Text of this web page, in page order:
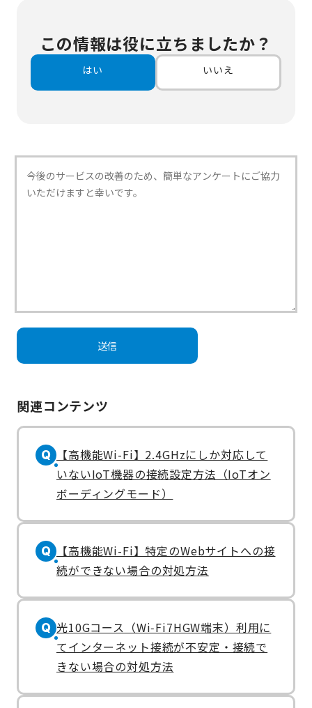
この情報は役に立ちましたか？
はい いいえ
関連コンテンツ
Q
【高機能Wi-Fi】2.4GHzにしか対応して
いないIoT機器の接続設定方法（IoTオン
ボーディングモード）
Q
【高機能Wi-Fi】特定のWebサイトへの接
続ができない場合の対処方法
Q 光10Gコース（Wi‑Fi7HGW端末）利用に
てインターネット接続が不安定・接続で
きない場合の対処方法